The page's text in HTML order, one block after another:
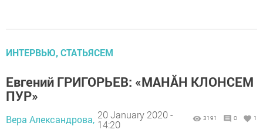
ИНТЕРВЬЮ, СТАТЬЯСЕМ
Евгений ГРИГОРЬЕВ: «МАНĂН КЛОНСЕМ
ПУР»
Вера Александрова, 20 January 2020 -
14:20
3191 0 1